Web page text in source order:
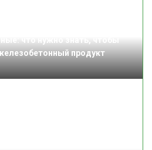
продукт